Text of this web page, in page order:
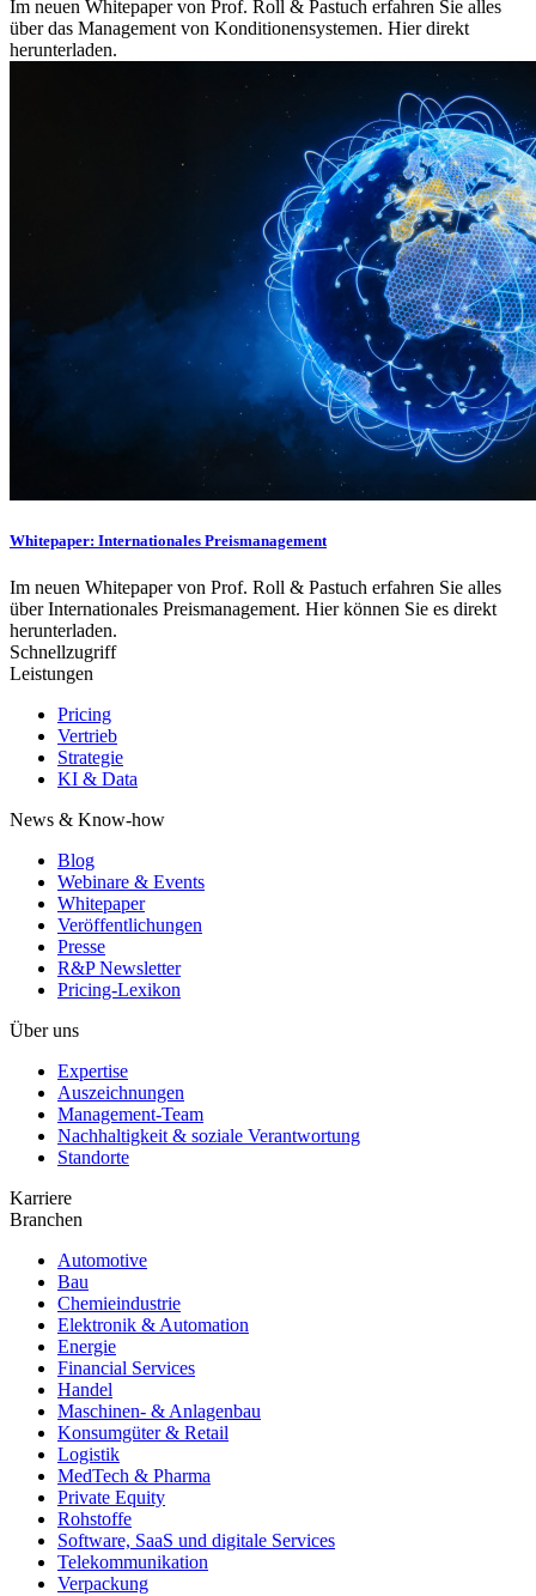
Im neuen Whitepaper von Prof. Roll & Pastuch erfahren Sie alles
über das Management von Konditionensystemen. Hier direkt
herunterladen.
Whitepaper: Internationales Preismanagement
Im neuen Whitepaper von Prof. Roll & Pastuch erfahren Sie alles
über Internationales Preismanagement. Hier können Sie es direkt
herunterladen.
Schnellzugriff
Leistungen
Pricing
Vertrieb
Strategie
KI & Data
News & Know-how
Blog
Webinare & Events
Whitepaper
Veröffentlichungen
Presse
R&P Newsletter
Pricing-Lexikon
Über uns
Expertise
Auszeichnungen
Management-Team
Nachhaltigkeit & soziale Verantwortung
Standorte
Karriere
Branchen
Automotive
Bau
Chemieindustrie
Elektronik & Automation
Energie
Financial Services
Handel
Maschinen- & Anlagenbau
Konsumgüter & Retail
Logistik
MedTech & Pharma
Private Equity
Rohstoffe
Software, SaaS und digitale Services
Telekommunikation
Verpackung